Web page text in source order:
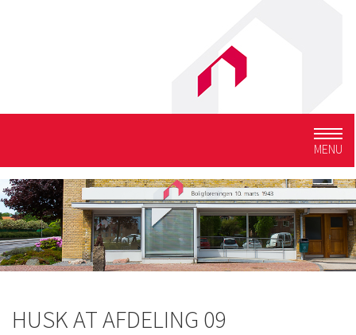
MENU
HUSK AT AFDELING 09